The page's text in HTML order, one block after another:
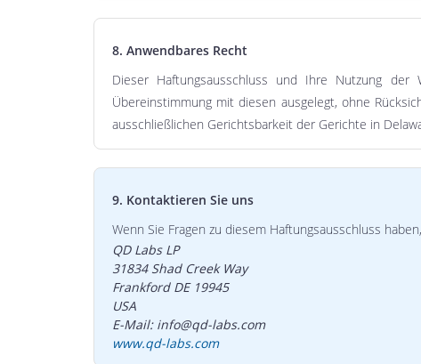
8. Anwendbares Recht
Dieser Haftungsausschluss und Ihre Nutzung
Übereinstimmung mit diesen ausgelegt, ohne
ausschließlichen Gerichtsbarkeit der Gerichte in
9. Kontaktieren Sie uns
Wenn Sie Fragen zu diesem Haftungsausschluss
QD Labs LP
31834 Shad Creek Way
Frankford DE 19945
USA
E-Mail: info@qd-labs.com
www.qd-labs.com